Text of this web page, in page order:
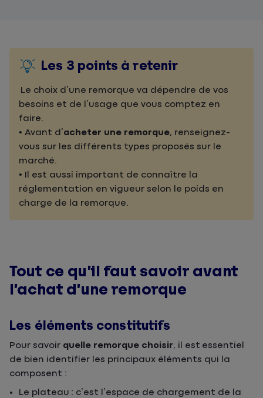
Les 3 points à retenir
Le choix d’une remorque va dépendre de vos
besoins et de l’usage que vous comptez en
faire.
• Avant d’acheter une remorque, renseignez-
vous sur les différents types proposés sur le
marché.
• Il est aussi important de connaître la
réglementation en vigueur selon le poids en
charge de la remorque.
Tout ce qu’il faut savoir avant
l’achat d’une remorque
Les éléments constitutifs
Pour savoir quelle remorque choisir, il est essentiel
de bien identifier les principaux éléments qui la
composent :
Le plateau : c’est l’espace de chargement de la